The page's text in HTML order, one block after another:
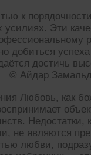
к
Эти
добиться
достичь
© Айдар
Любовь, как
не являются
любви,